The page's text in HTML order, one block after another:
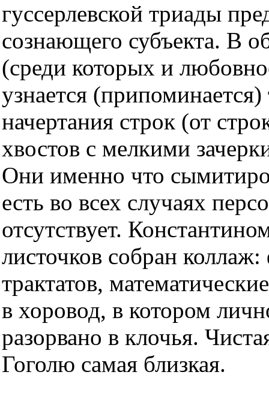
гуссерлевской триады
сознающего субъекта. В
(среди которых и
узнается
начертания строк (от
хвостов с мелкими
Они именно что
есть во всех случаях
отсутствует.
листочков собран
трактатов,
в хоровод, в котором
разорвано в клочья.
Гоголю самая близкая.